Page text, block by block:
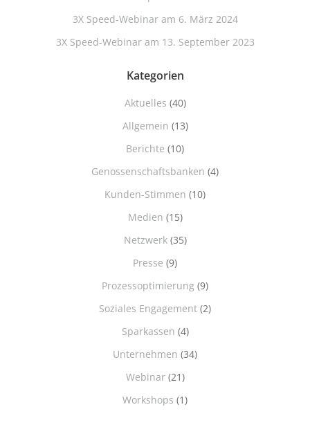
3X Speed-Webinar am 6. März 2024
3X Speed-Webinar am 13. September 2023
Kategorien
Aktuelles (40)
Allgemein (13)
Berichte (10)
Genossenschaftsbanken (4)
Kunden-Stimmen (10)
Medien (15)
Netzwerk(35)
Presse (9)
Prozessoptimierung (9)
Soziales Engagement (2)
Sparkassen (4)
Unternehmen (34)
Webinar(21)
Workshops (1)